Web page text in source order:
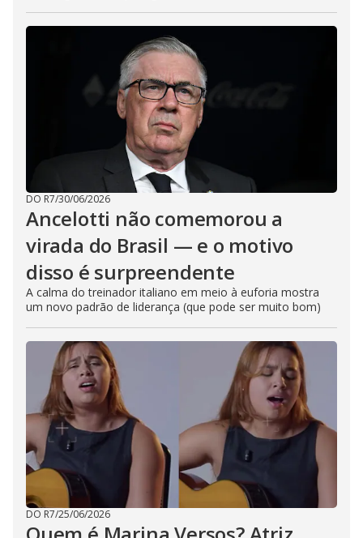
DO R7/30/06/2026
Ancelotti não comemorou a
virada do Brasil — e o motivo
disso é surpreendente
A calma do treinador italiano em meio à euforia mostra
um novo padrão de liderança (que pode ser muito bom)
DO R7/25/06/2026